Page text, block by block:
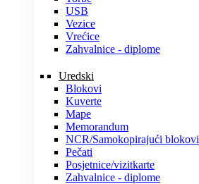
USB
Vezice
Vrećice
Zahvalnice - diplome
Uredski
Blokovi
Kuverte
Mape
Memorandum
NCR/Samokopirajući blokovi
Pečati
Posjetnice/vizitkarte
Zahvalnice - diplome